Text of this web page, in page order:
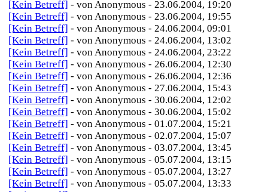
[Kein Betreff] - von Anonymous - 23.06.2004, 19:20
[Kein Betreff] - von Anonymous - 23.06.2004, 19:55
[Kein Betreff] - von Anonymous - 24.06.2004, 09:01
[Kein Betreff] - von Anonymous - 24.06.2004, 13:02
[Kein Betreff] - von Anonymous - 24.06.2004, 23:22
[Kein Betreff] - von Anonymous - 26.06.2004, 12:30
[Kein Betreff] - von Anonymous - 26.06.2004, 12:36
[Kein Betreff] - von Anonymous - 27.06.2004, 15:43
[Kein Betreff] - von Anonymous - 30.06.2004, 12:02
[Kein Betreff] - von Anonymous - 30.06.2004, 15:02
[Kein Betreff] - von Anonymous - 01.07.2004, 15:21
[Kein Betreff] - von Anonymous - 02.07.2004, 15:07
[Kein Betreff] - von Anonymous - 03.07.2004, 13:45
[Kein Betreff] - von Anonymous - 05.07.2004, 13:15
[Kein Betreff] - von Anonymous - 05.07.2004, 13:27
[Kein Betreff] - von Anonymous - 05.07.2004, 13:33